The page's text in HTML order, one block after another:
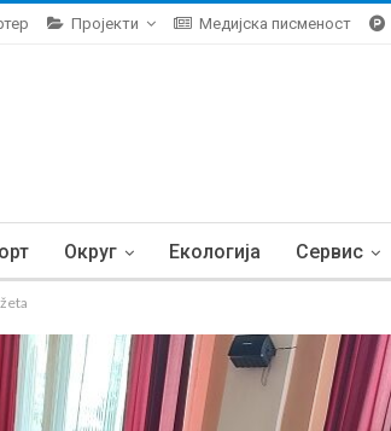
Пројекти Медијска писменост
Округ Екологија Сервис